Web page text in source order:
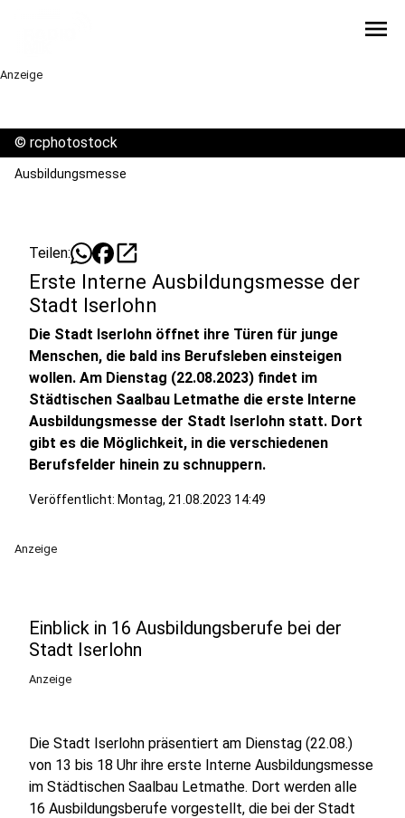
menu
Anzeige
© rcphotostock
Ausbildungsmesse
Teilen: open_in_new
Erste Interne Ausbildungsmesse der
Stadt Iserlohn
Die Stadt Iserlohn öffnet ihre Türen für junge
Menschen, die bald ins Berufsleben einsteigen
wollen. Am Dienstag (22.08.2023) findet im
Städtischen Saalbau Letmathe die erste Interne
Ausbildungsmesse der Stadt Iserlohn statt. Dort
gibt es die Möglichkeit, in die verschiedenen
Berufsfelder hinein zu schnuppern.
Veröffentlicht: Montag, 21.08.2023 14:49
Anzeige
Einblick in 16 Ausbildungsberufe bei der
Stadt Iserlohn
Anzeige
Die Stadt Iserlohn präsentiert am Dienstag (22.08.)
von 13 bis 18 Uhr ihre erste Interne Ausbildungsmesse
im Städtischen Saalbau Letmathe. Dort werden alle
16 Ausbildungsberufe vorgestellt, die bei der Stadt